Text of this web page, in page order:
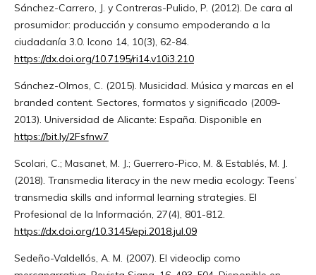
Sánchez-Carrero, J. y Contreras-Pulido, P. (2012). De cara al
prosumidor: producción y consumo empoderando a la
ciudadanía 3.0. Icono 14, 10(3), 62-84.
https://dx.doi.org/10.7195/ri14.v10i3.210
Sánchez-Olmos, C. (2015). Musicidad. Música y marcas en el
branded content. Sectores, formatos y significado (2009-
2013). Universidad de Alicante: España. Disponible en
https://bit.ly/2Fsfnw7
Scolari, C.; Masanet, M. J.; Guerrero-Pico, M. & Establés, M. J.
(2018). Transmedia literacy in the new media ecology: Teens’
transmedia skills and informal learning strategies. El
Profesional de la Información, 27(4), 801-812.
https://dx.doi.org/10.3145/epi.2018.jul.09
Sedeño-Valdellós, A. M. (2007). El videoclip como